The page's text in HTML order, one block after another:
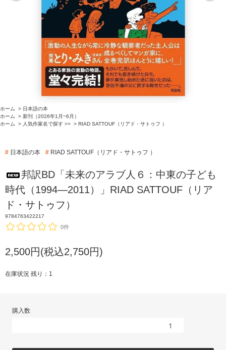
ホーム > 日本語の本
ホーム
> 新刊（2026年1月~6月）
ホーム
> 人気作家名で探す >> > RIAD SATTOUF（リアド・サトゥフ ）
# 日本語の本 # RIAD SATTOUF（リアド・サトゥフ ）
邦訳BD「未来のアラブ人６：中東の子ども
時代（1994―2011）」RIAD SATTOUF（リア
ド・サトゥフ）
9784763422217
0件
2,500円(税込2,750円)
在庫状況 残り：1
購入数